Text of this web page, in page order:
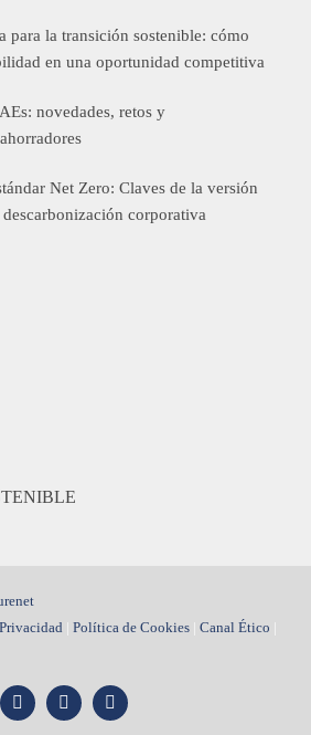
para la transición sostenible: cómo
en una oportunidad competitiva
novedades, retos y
Net Zero: Claves de la versión
corporativa
Política de Cookies| Canal Ético